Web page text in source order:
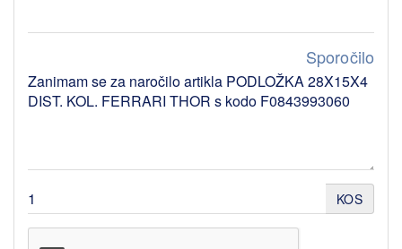
Sporočilo
KOS